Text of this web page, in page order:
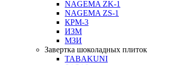
NAGEMA ZK-1
NAGEMA ZS-1
КРМ-3
ИЗМ
МЗИ
Завертка шоколадных плиток
TABAKUNI